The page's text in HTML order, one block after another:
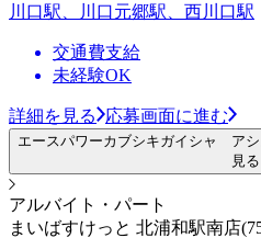
川口駅、川口元郷駅、西川口駅
交通費支給
未経験OK
詳細を見る 応募画面に進む
エースパワーカブシキガイシャ ア
見る
アルバイト・パート
まいばすけっと 北浦和駅南店